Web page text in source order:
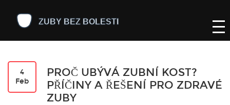
4
Feb
PROČ UBÝVÁ ZUBNÍ KOST?
PŘÍČINY A ŘEŠENÍ PRO ZDRAVÉ
ZUBY